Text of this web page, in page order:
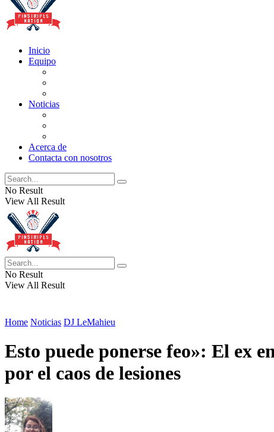
Inicio
Equipo
Noticias
Acerca de
Contacta con nosotros
No Result
View All Result
No Result
View All Result
Home Noticias DJ LeMahieu
Esto puede ponerse feo»: El ex
por el caos de lesiones